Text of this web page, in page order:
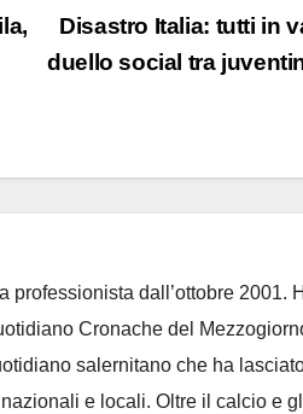
Disastro Italia: tutti in
duello social tra
professionista dall’ottobre 2001.
Cronache del
salernitano che ha
e locali. Oltre il calcio e